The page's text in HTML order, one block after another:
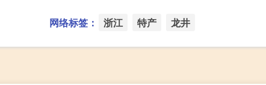
网络标签： 浙江 特产 龙井